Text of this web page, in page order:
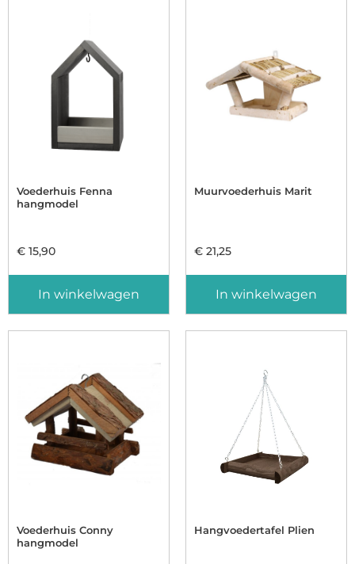
Voederhuis Fenna
hangmodel
€ 15,90
In winkelwagen
Muurvoederhuis Marit
€ 21,25
In winkelwagen
Voederhuis Conny
hangmodel
Hangvoedertafel Plien